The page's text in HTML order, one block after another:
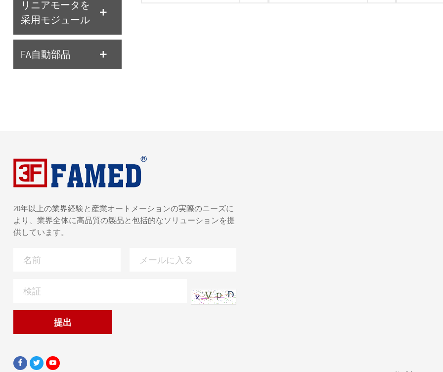
リニアモータを
采用モジュール
FA自動部品
20年以上の業界経験と産業オートメーションの実際のニーズに
より、業界全体に高品質の製品と包括的なソリューションを提
供しています。